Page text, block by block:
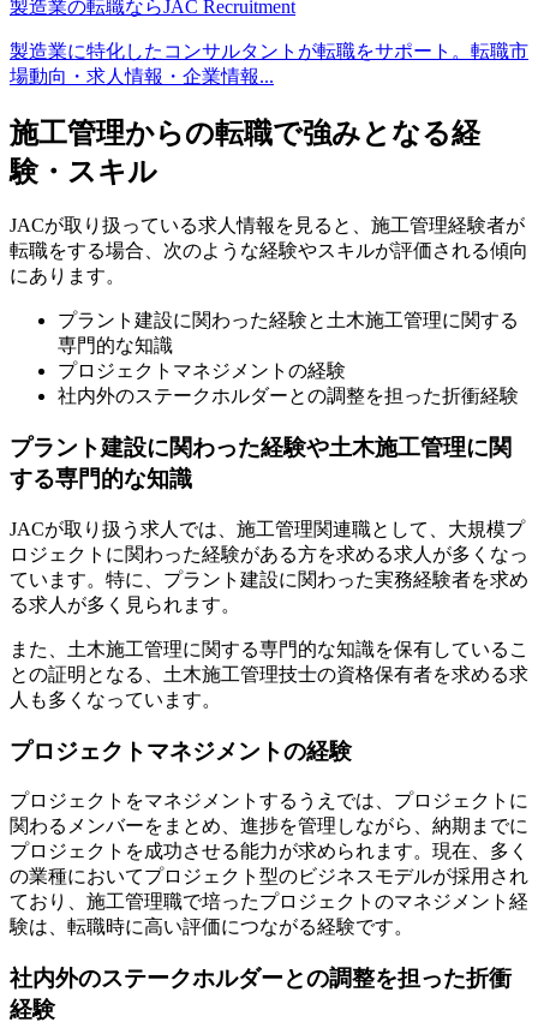
製造業の転職ならJAC Recruitment
製造業に特化したコンサルタントが転職をサポート。転職市
場動向・求人情報・企業情報...
施工管理からの転職で強みとなる経
験・スキル
JACが取り扱っている求人情報を見ると、施工管理経験者が
転職をする場合、次のような経験やスキルが評価される傾向
にあります。
プラント建設に関わった経験と土木施工管理に関する
専門的な知識
プロジェクトマネジメントの経験
社内外のステークホルダーとの調整を担った折衝経験
プラント建設に関わった経験や土木施工管理に関
する専門的な知識
JACが取り扱う求人では、施工管理関連職として、大規模プ
ロジェクトに関わった経験がある方を求める求人が多くなっ
ています。特に、プラント建設に関わった実務経験者を求め
る求人が多く見られます。
また、土木施工管理に関する専門的な知識を保有しているこ
との証明となる、土木施工管理技士の資格保有者を求める求
人も多くなっています。
プロジェクトマネジメントの経験
プロジェクトをマネジメントするうえでは、プロジェクトに
関わるメンバーをまとめ、進捗を管理しながら、納期までに
プロジェクトを成功させる能力が求められます。現在、多く
の業種においてプロジェクト型のビジネスモデルが採用され
ており、施工管理職で培ったプロジェクトのマネジメント経
験は、転職時に高い評価につながる経験です。
社内外のステークホルダーとの調整を担った折衝
経験